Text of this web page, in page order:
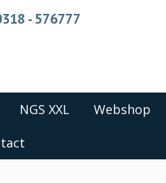
- 576777
NGS XXL Webshop